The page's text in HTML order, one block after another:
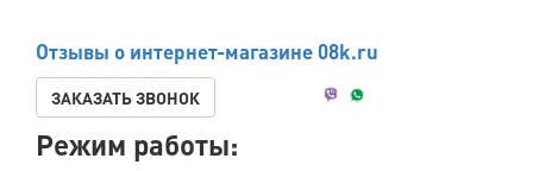
Отзывы о интернет-магазине 08k.ru
ЗАКАЗАТЬ ЗВОНОК
Режим работы: